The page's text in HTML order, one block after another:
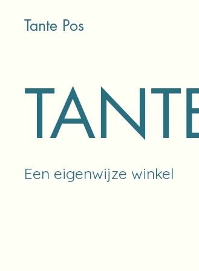
Tante Pos
Een eigenwijze winkel